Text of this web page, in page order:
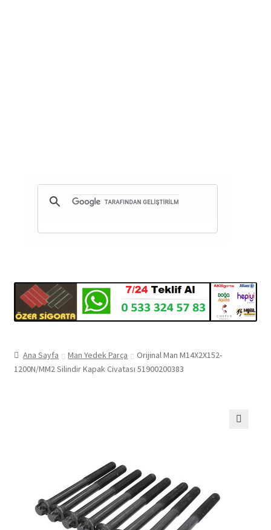
Ana Sayfa Man Yedek Parça
Orijinal Man M14X2X152-
1200N/MM2 Silindir Kapak Civatası 51900200383